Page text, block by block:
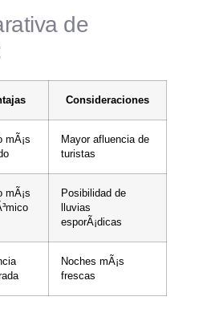
de
Consideraciones
mÃ¡s
Mayor afluencia de
turistas
mÃ¡s
Posibilidad de
lluvias
esporÃ¡dicas
Noches mÃ¡s
frescas